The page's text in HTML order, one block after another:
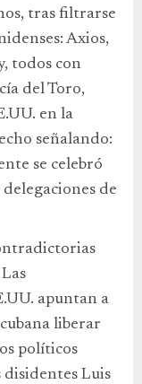
tras filtrarse
Axios,
todos con
del Toro,
en la
señalando:
se celebró
de
apuntan a
liberar
políticos
disidentes Luis